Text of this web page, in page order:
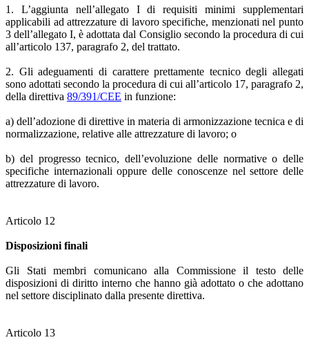
1. L’aggiunta nell’allegato I di requisiti minimi supplementari
applicabili ad attrezzature di lavoro specifiche, menzionati nel punto
3 dell’allegato I, è adottata dal Consiglio secondo la procedura di cui
all’articolo 137, paragrafo 2, del trattato.
2. Gli adeguamenti di carattere prettamente tecnico degli allegati
sono adottati secondo la procedura di cui all’articolo 17, paragrafo 2,
della direttiva 89/391/CEE in funzione:
a) dell’adozione di direttive in materia di armonizzazione tecnica e di
normalizzazione, relative alle attrezzature di lavoro; o
b) del progresso tecnico, dell’evoluzione delle normative o delle
specifiche internazionali oppure delle conoscenze nel settore delle
attrezzature di lavoro.
Articolo 12
Disposizioni finali
Gli Stati membri comunicano alla Commissione il testo delle
disposizioni di diritto interno che hanno già adottato o che adottano
nel settore disciplinato dalla presente direttiva.
Articolo 13